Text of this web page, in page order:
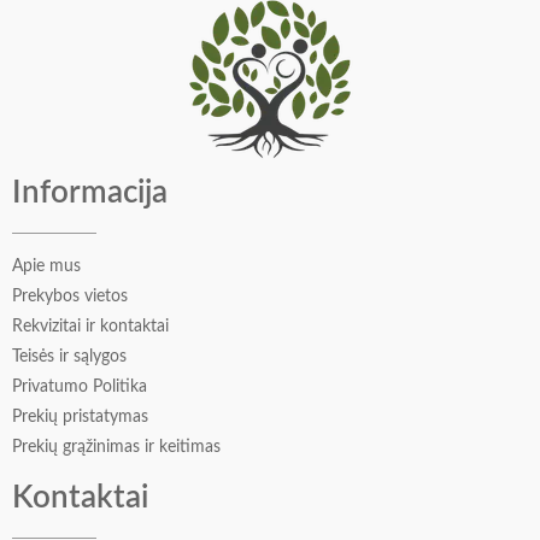
Viršutinės natos: mandarinai , apelsinai , gvazdikėliai
Vidurinės natos: kardamono ankštys, cinamono žievelės,
Bazinės natos: spurgos, medus, kedras
Informacija
Apie mus
Prekybos vietos
Rekvizitai ir kontaktai
Teisės ir sąlygos
Privatumo Politika
Prekių pristatymas
Prekių grąžinimas ir keitimas
Kontaktai